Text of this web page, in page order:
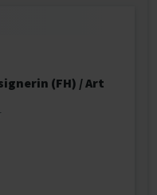
(FH) / Art